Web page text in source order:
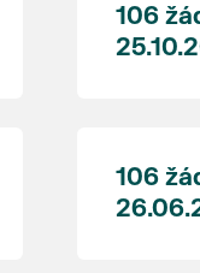
106
106